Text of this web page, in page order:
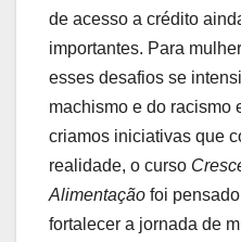
de acesso a crédito
importantes. Para
esses desafios se
machismo e do racismo
criamos iniciativas que
realidade, o curso
Alimentação foi
fortalecer a jornada de